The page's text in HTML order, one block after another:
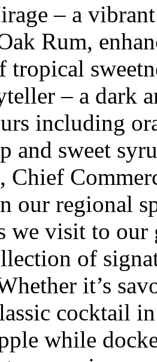
– a
Rum,
tropical
– a dark
including
and sweet
Chief
our regional
we visit to our
of
it’s
cocktail
while